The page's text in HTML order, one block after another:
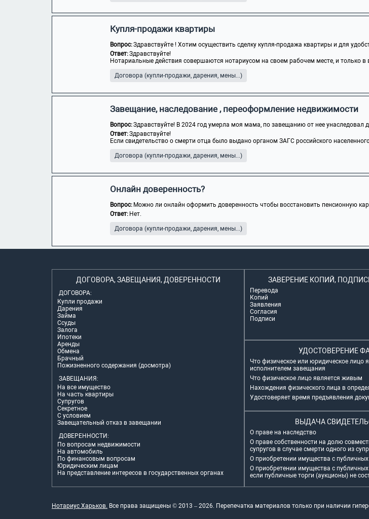
Купля-продажи квартиры
Вопрос:Здравствуйте ! Хотим осуществить сделку купля-продажа квартиры и для
Ответ:Здравствуйте!
Нотариальные действия совершаются нотариусом на своем рабочем месте, и только в
Договора (купли-продажи, дарения, мены...)
Завещание, наследование , переоформление недвижимости
Вопрос:Здравствуйте! В 2024 год умерла моя мама, по завещанию от нее унаследовал
Ответ:Здравствуйте!
Если свидетельство о смерти отца было выдано органом ЗАГС российского
Договора (купли-продажи, дарения, мены...)
Онлайн доверенность?
Вопрос: Можно ли онлайн оформить доверенность чтобы восстановить пенсионную
Ответ: Нет.
Договора (купли-продажи, дарения, мены...)
ДОГОВОРА, ЗАВЕЩАНИЯ, ДОВЕРЕННОСТИ
ДОГОВОРА:
Купли продажи
Дарения
Займа
Ссуды
Залога
Ипотеки
Аренды
Обмена
Брачный
Пожизненного содержания (досмотра)
ЗАВЕЩАНИЯ:
На все имущество
На часть квартиры
Супругов
Секретное
С условием
Завещательный отказ в завещании
ДОВЕРЕННОСТИ:
По вопросам недвижимости
На автомобиль
По финансовым вопросам
Юридическим лицам
На представление интересов в государственных органах
ЗАВЕРЕНИЕ КОПИЙ,
Перевода
Копий
Заявления
Согласия
Подписи
УДОСТОВЕРЕНИЕ
Что физическое или юридическое лицо
исполнителем завещания
Что физическое лицо является живым
Нахождения физического лица в
Удостоверяет время предъявления
ВЫДАЧА
О праве на наследство
О праве собственности на долю
супругов в случае смерти одного из
О приобретении имущества с
О приобретении имущества с публичных
если публичные торги (аукционы) не
Нотариус Харьков. Все права защищены © 2013 – 2026. Перепечатка материалов только при наличии